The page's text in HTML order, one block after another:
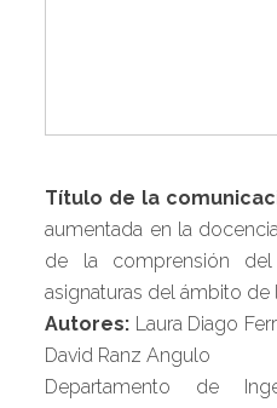
Título de la
aumentada en la
de la comprensión
asignaturas del ámbito de
Autores: Laura Diago
David Ranz Angulo
Departamento de